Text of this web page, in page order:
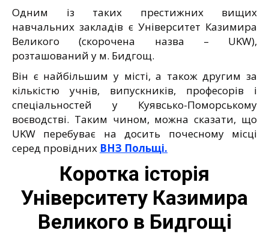
Одним із таких престижних вищих
навчальних закладів є Університет Казимира
Великого (скорочена назва – UKW),
розташований у м. Бидгощ.
Він є найбільшим у місті, а також другим за
кількістю учнів, випускників, професорів і
спеціальностей у Куявсько-Поморському
воєводстві. Таким чином, можна сказати, що
UKW перебуває на досить почесному місці
серед провідних ВНЗ Польщі.
Коротка історія
Університету Казимира
Великого в Бидгощі